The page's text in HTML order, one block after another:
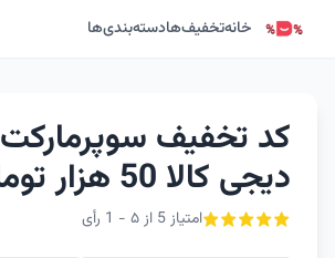
خانهتخفیف‌هادسته‌بندی‌ها
کد تخفیف سوپرمارکت
دیجی کالا 50 هزار تومانی
امتیاز 5 از ۵ - 1 رأی